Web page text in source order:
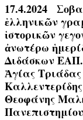
17.4.2024
ἑλληνικῶν
ἱστορικῶν
ἀνωτέρω
Διδάσκων
Ἁγίας
Θεοφάνης